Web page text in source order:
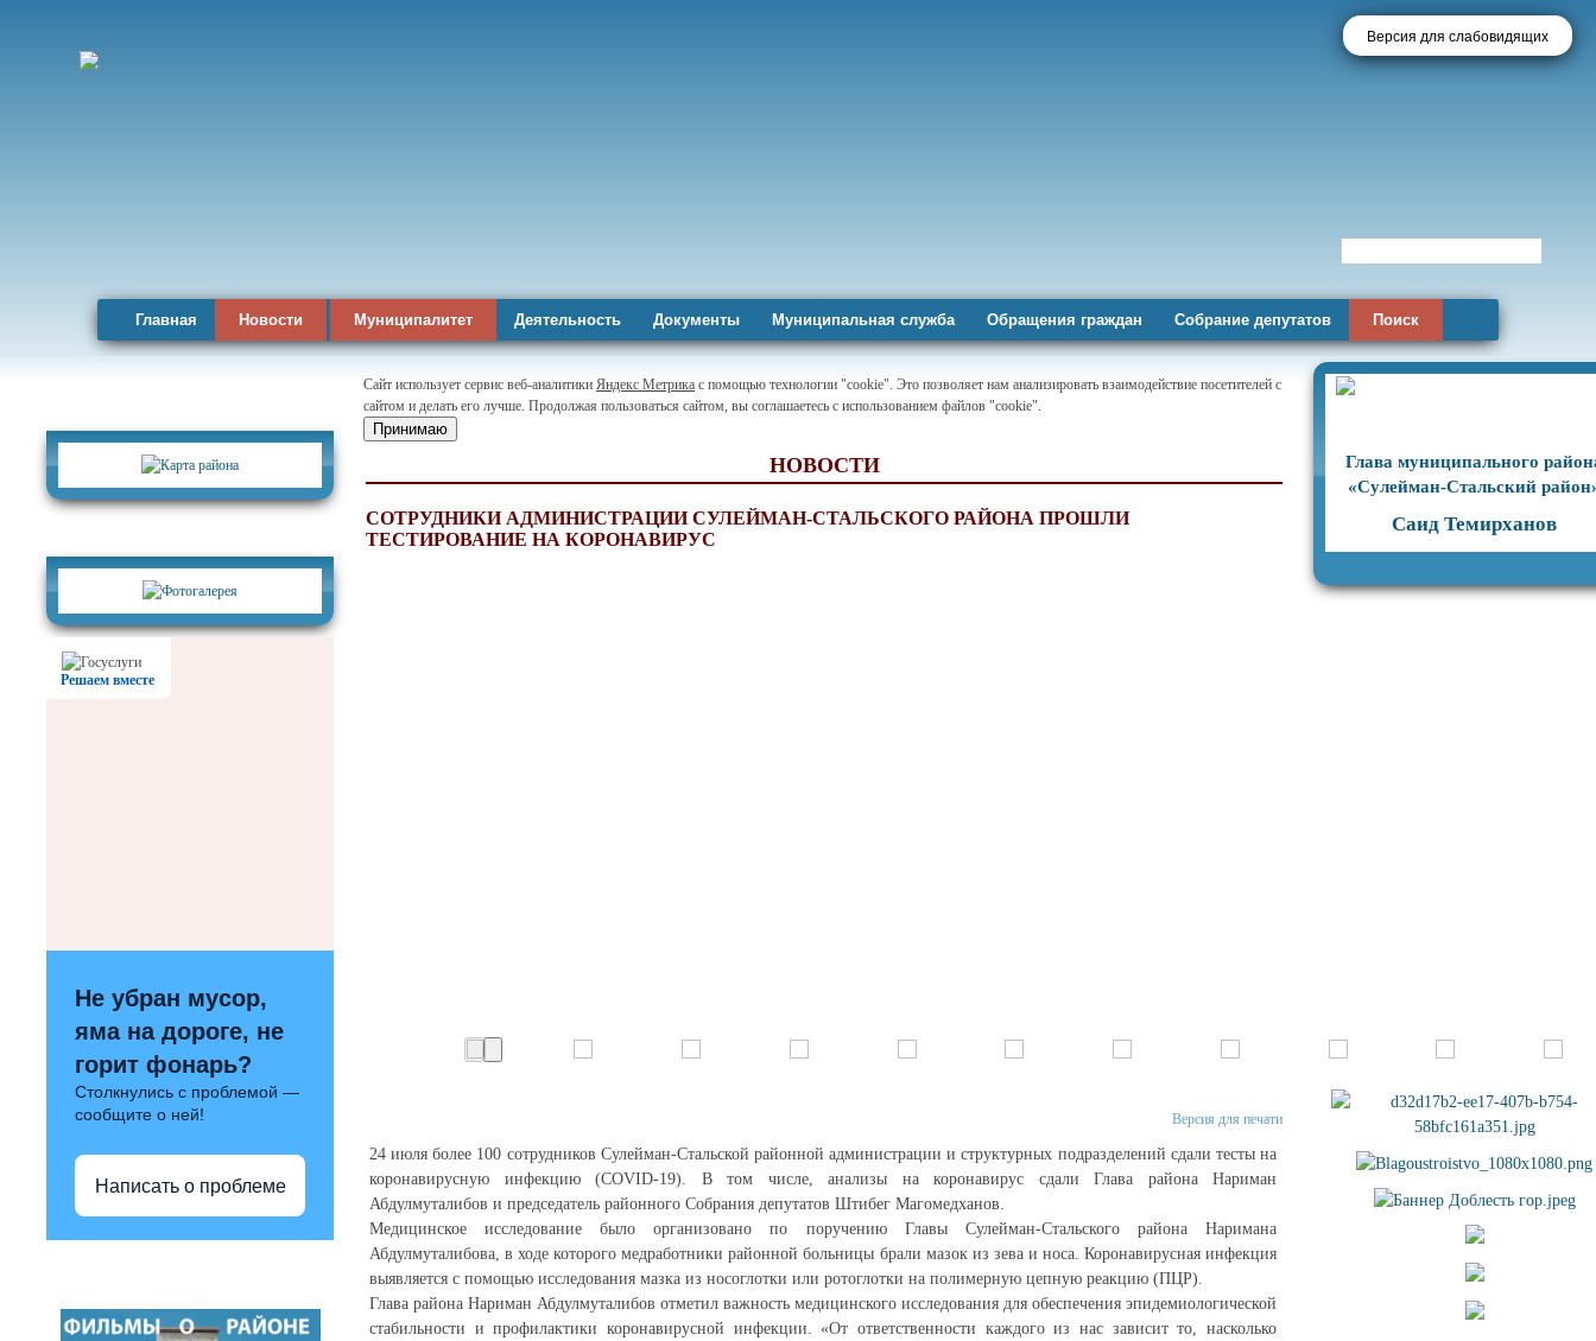
Версия для слабовидящих
Главная Новости Муниципалитет Деятельность Документы Муниципальная служба Обращения граждан Собрание депутатов Поиск
Решаем вместе
Не убран мусор,
яма на дороге, не
горит фонарь?
Столкнулись с проблемой —
сообщите о ней!
Написать о проблеме
Сайт использует сервис веб-аналитики Яндекс Метрика с помощью технологии "cookie". Это позволяет нам анализировать взаимодействие посетителей с
сайтом и делать его лучше. Продолжая пользоваться сайтом, вы соглашаетесь с использованием файлов "cookie".
Принимаю
НОВОСТИ
СОТРУДНИКИ АДМИНИСТРАЦИИ СУЛЕЙМАН-СТАЛЬСКОГО РАЙОНА ПРОШЛИ
ТЕСТИРОВАНИЕ НА КОРОНАВИРУС
Версия для печати
24 июля более 100 сотрудников Сулейман-Стальской районной администрации и структурных подразделений сдали тесты на
коронавирусную инфекцию (COVID-19). В том числе, анализы на коронавирус сдали Глава района Нариман
Абдулмуталибов и председатель районного Собрания депутатов Штибег Магомедханов.
Медицинское исследование было организовано по поручению Главы Сулейман-Стальского района Наримана
Абдулмуталибова, в ходе которого медработники районной больницы брали мазок из зева и носа. Коронавирусная инфекция
выявляется с помощью исследования мазка из носоглотки или ротоглотки на полимерную цепную реакцию (ПЦР).
Глава района Нариман Абдулмуталибов отметил важность медицинского исследования для обеспечения эпидемиологической
стабильности и профилактики коронавирусной инфекции. «От ответственности каждого из нас зависит то, насколько
Глава муниципального
«Сулейман-Стальский
Саид Темирханов